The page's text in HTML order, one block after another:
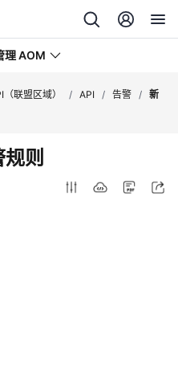
理 AOM
（联盟区域） / API / 告警 / 新
则